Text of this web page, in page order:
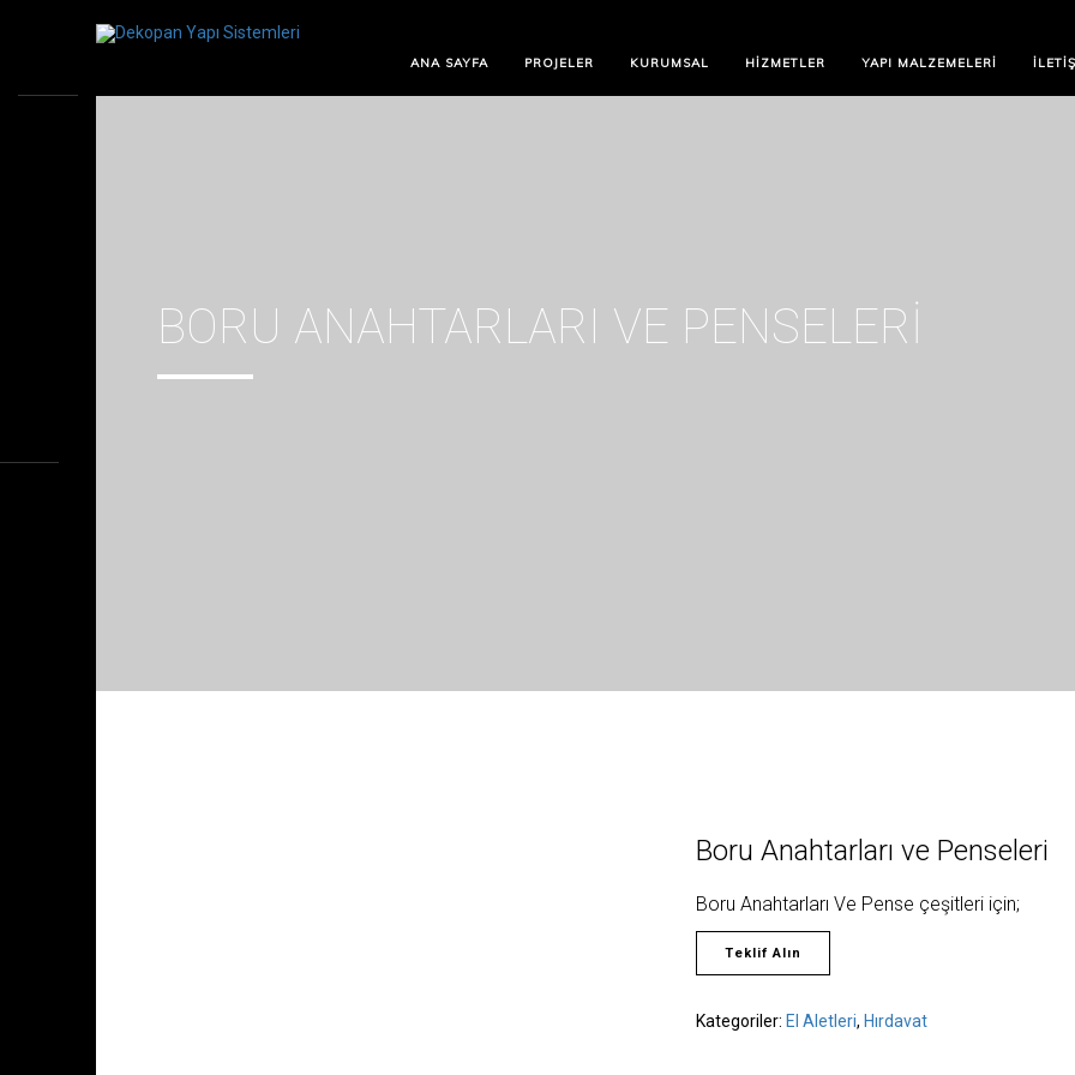
ANA SAYFA PROJELER KURUMSAL HIZMETLER YAPI MALZEMELERI
BORU ANAHTARLARI VE PENSELERI
Boru Anahtarları ve Penseleri
Boru Anahtarları Ve Pense çeşitleri için;
Teklif Alın
Kategoriler: El Aletleri, Hırdavat